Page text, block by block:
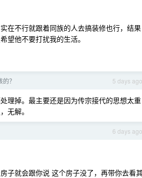
在不行就跟着同族的人去搞装修也行，结果
望他不要打扰我的生活。
5 days ago
？
理掉。最主要还是因为传宗接代的思想太重
无解。
6 days ago
子就会跟你说 这个房子没了，再带你去看